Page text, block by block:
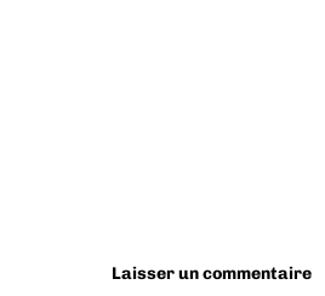
Laisser un commentaire